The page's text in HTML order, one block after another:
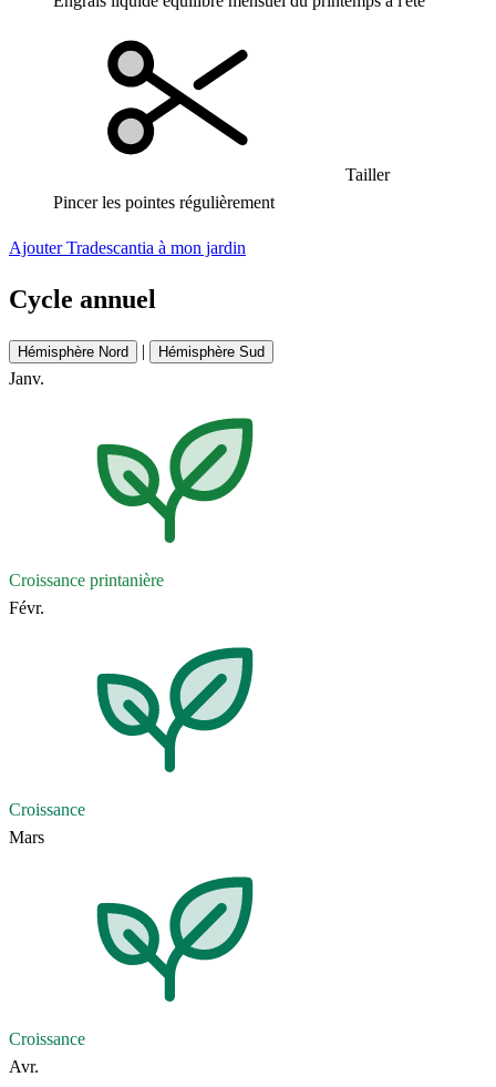
Tailler
Pincer les pointes régulièrement
Ajouter Tradescantia à mon jardin
Cycle annuel
Hémisphère Nord | Hémisphère Sud
Janv.
Croissance printanière
Févr.
Croissance
Mars
Croissance
Avr.